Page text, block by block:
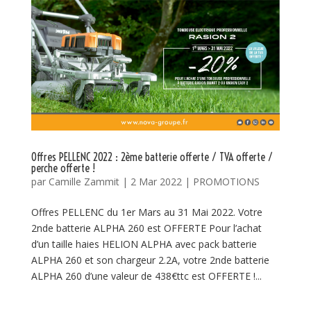
Offres PELLENC 2022 : 2ème batterie offerte / TVA offerte /
perche offerte !
par Camille Zammit| 2 Mar 2022| PROMOTIONS
Offres PELLENC du 1er Mars au 31 Mai 2022. Votre
2nde batterie ALPHA 260 est OFFERTE Pour l’achat
d’un taille haies HELION ALPHA avec pack batterie
ALPHA 260 et son chargeur 2.2A, votre 2nde batterie
ALPHA 260 d’une valeur de 438€ttc est OFFERTE !...